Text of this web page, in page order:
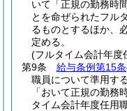
いて「正規の勤務時
とを命ぜられたフル
るものとするほか、
定める。
(フルタイム会計年度
第9条
給与条例第15条
職員について準用する
「おいて正規の勤務
タイム会計年度任用